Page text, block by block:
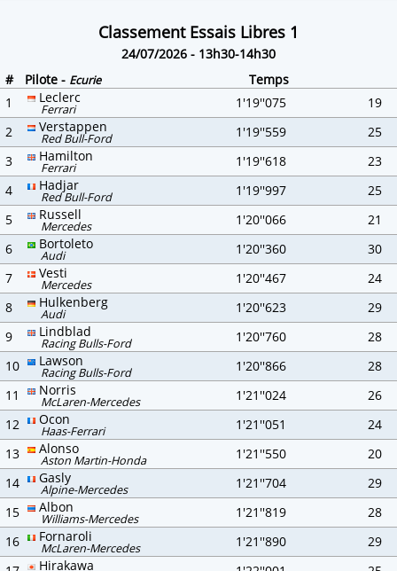
Classement Essais Libres 1
24/07/2026 - 13h30-14h30
#
Pilote - Ecurie
Temps
1
Leclerc
Ferrari 1'19''075
19
2
Verstappen
Red Bull-Ford 1'19''559
25
3
Hamilton
Ferrari 1'19''618
23
4
Hadjar
Red Bull-Ford 1'19''997
25
5
Russell
Mercedes 1'20''066
21
6
Bortoleto
Audi 1'20''360
30
7
Vesti
Mercedes 1'20''467
24
8
Hulkenberg
Audi 1'20''623
29
9
Lindblad
Racing Bulls-Ford 1'20''760
28
10
Lawson
Racing Bulls-Ford 1'20''866
28
11
Norris
McLaren-Mercedes 1'21''024
26
12
Ocon
Haas-Ferrari 1'21''051
24
13
Alonso
Aston Martin-Honda 1'21''550
20
14
Gasly
Alpine-Mercedes 1'21''704
29
15
Albon
Williams-Mercedes 1'21''819
28
16
Fornaroli
McLaren-Mercedes 1'21''890
29
Hirakawa